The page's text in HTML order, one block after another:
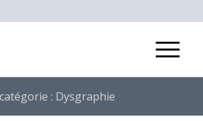
: Dysgraphie